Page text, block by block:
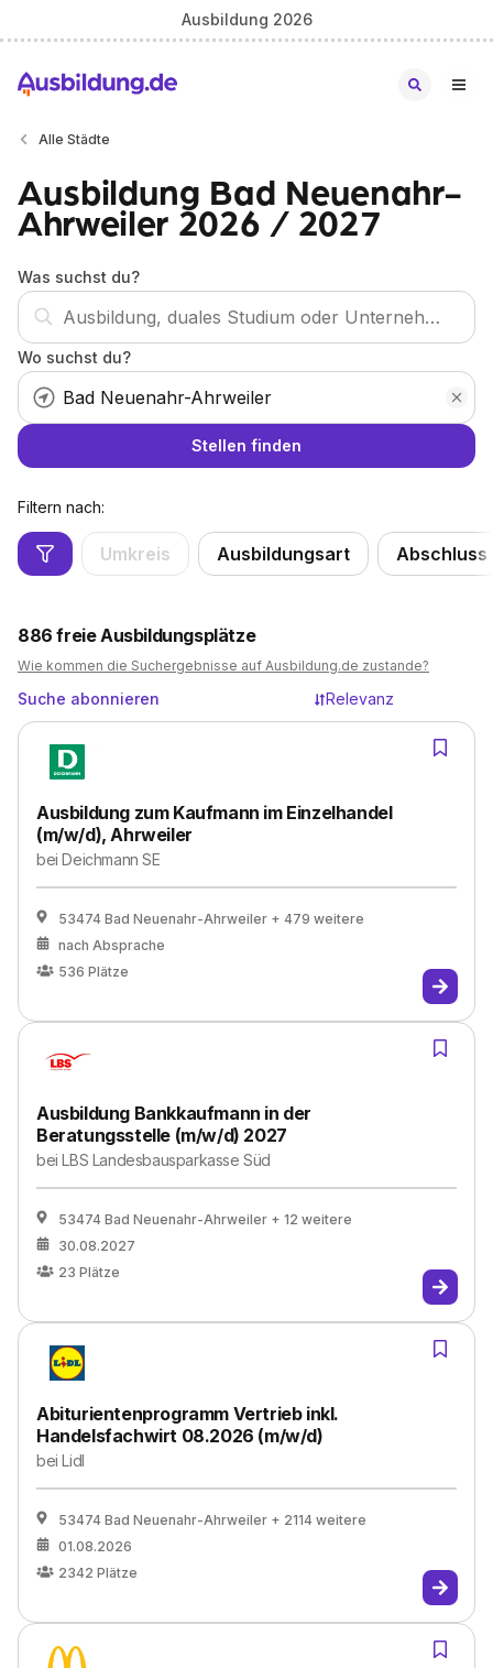
Ausbildung 2026
Alle Städte
Ausbildung Bad Neuenahr-
Ahrweiler 2026 / 2027
Was suchst du?
Wo suchst du?
Stellen finden
Filtern nach:
Umkreis Ausbildungsart Abschluss
886 freie Ausbildungsplätze
Wie kommen die Suchergebnisse auf Ausbildung.de zustande?
Suche abonnieren Relevanz
Ausbildung zum Kaufmann im Einzelhandel
(m/w/d), Ahrweiler
beiDeichmann SE
53474 Bad Neuenahr-Ahrweiler + 479 weitere
nach Absprache
536 Plätze
Ausbildung Bankkaufmann in der
Beratungsstelle (m/w/d) 2027
beiLBS Landesbausparkasse Süd
53474 Bad Neuenahr-Ahrweiler + 12 weitere
30.08.2027
23 Plätze
Abiturientenprogramm Vertrieb inkl.
Handelsfachwirt 08.2026 (m/w/d)
beiLidl
53474 Bad Neuenahr-Ahrweiler + 2114 weitere
01.08.2026
2342 Plätze